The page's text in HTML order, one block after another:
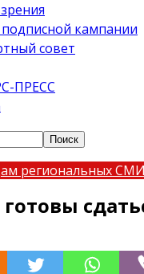
кампании
совет
ПРЕСС
региональных СМИ